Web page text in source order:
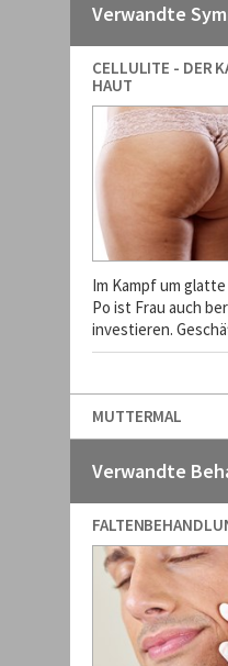
Verwandte
CELLULITE - DER
HAUT
Im Kampf um
Po ist Frau auch
investieren.
MUTTERMAL
Verwandte